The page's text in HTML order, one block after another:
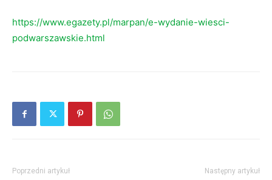
https://www.egazety.pl/marpan/e-wydanie-wiesci-
podwarszawskie.html
Poprzedni artykuł Następny artykuł